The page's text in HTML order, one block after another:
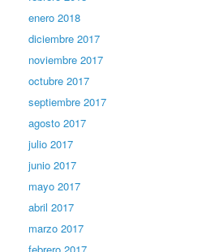
enero 2018
diciembre 2017
noviembre 2017
octubre 2017
septiembre 2017
agosto 2017
julio 2017
junio 2017
mayo 2017
abril 2017
marzo 2017
febrero 2017